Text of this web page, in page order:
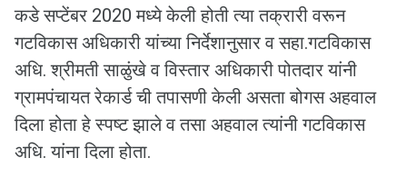
कडे सप्टेंबर 2020 मध्ये केली होती त्या तक्रारी वरून
गटविकास अधिकारी यांच्या निर्देशानुसार व सहा.गटविकास
अधि. श्रीमती साळुंखे व विस्तार अधिकारी पोतदार यांनी
ग्रामपंचायत रेकार्ड ची तपासणी केली असता बोगस अहवाल
दिला होता हे स्पष्ट झाले व तसा अहवाल त्यांनी गटविकास
अधि. यांना दिला होता.